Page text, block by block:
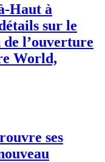
Haut à
sur le
l’ouverture
World,
ses